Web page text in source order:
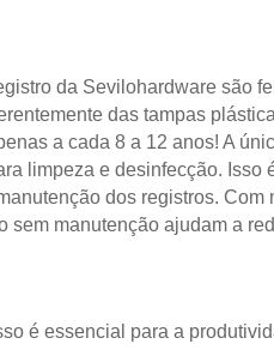
da Sevilohardware são
das tampas
a cada 8 a 12 anos! A
limpeza e desinfecção. Isso
dos registros. Com
manutenção ajudam a
é essencial para a